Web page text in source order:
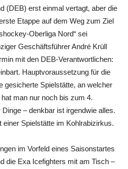
(DEB) erst einmal vertagt, aber die
Etappe auf dem Weg zum Ziel
Oberliga Nord“ sei
Geschäftsführer André Krüll
mit den DEB-Verantwortlichen:
Hauptvoraussetzung für die
gesicherte Spielstätte, an welcher
man nur noch bis zum 4.
– denkbar ist irgendwie alles.
einer Spielstätte im Kohlrabizirkus.
im Vorfeld eines Saisonstartes
die Exa Icefighters mit am Tisch –